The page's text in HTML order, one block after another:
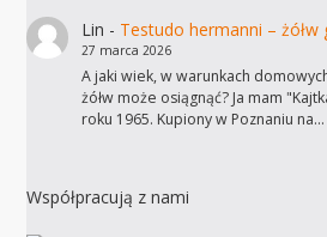
Lin - Testudo hermanni – żółw
27 marca 2026
A jaki wiek, w warunkach
żółw może osiągnąć? Ja mam
roku 1965. Kupiony w Poznaniu na…
Współpracują z nami